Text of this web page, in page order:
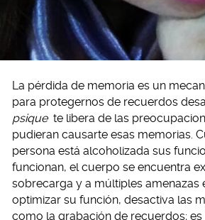
La pérdida de memoria es un
para protegernos de recuerdos
psique te libera de las
pudieran causarte esas memorias.
persona está alcoholizada sus
funcionan, el cuerpo se encuentra
sobrecarga y a múltiples amenazas
optimizar su función, desactiva las
como la grabación de recuerdos;